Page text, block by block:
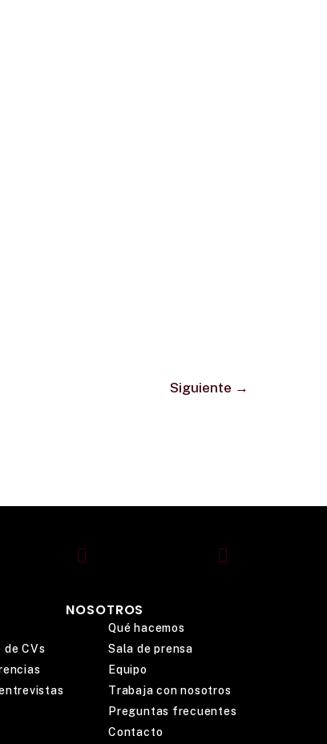
Siguiente →
CVs
NOSOTROS
Qué hacemos
Sala de prensa
Equipo
Trabaja con nosotros
Preguntas frecuentes
Contacto